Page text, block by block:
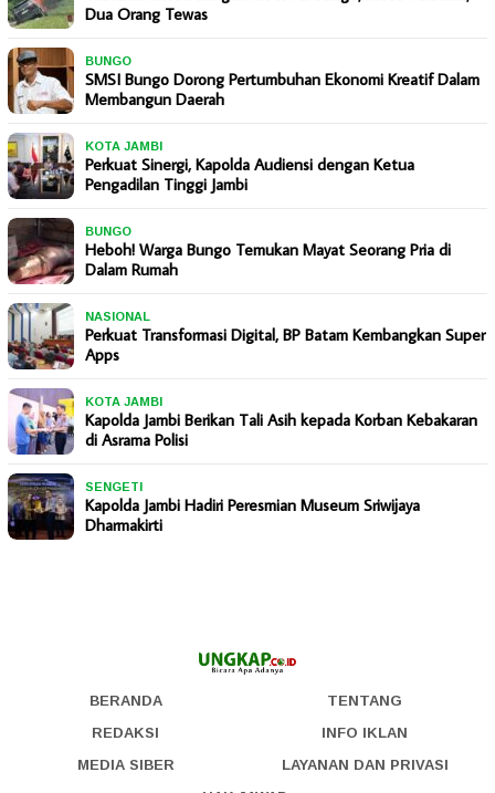
Dua Orang Tewas
BUNGO
SMSI Bungo Dorong Pertumbuhan Ekonomi Kreatif Dalam
Membangun Daerah
KOTA JAMBI
Perkuat Sinergi, Kapolda Audiensi dengan Ketua
Pengadilan Tinggi Jambi
BUNGO
Heboh! Warga Bungo Temukan Mayat Seorang Pria di
Dalam Rumah
NASIONAL
Perkuat Transformasi Digital, BP Batam Kembangkan Super
Apps
KOTA JAMBI
Kapolda Jambi Berikan Tali Asih kepada Korban Kebakaran
di Asrama Polisi
SENGETI
Kapolda Jambi Hadiri Peresmian Museum Sriwijaya
Dharmakirti
BERANDA
TENTANG
REDAKSI
INFO IKLAN
MEDIA SIBER
LAYANAN DAN PRIVASI